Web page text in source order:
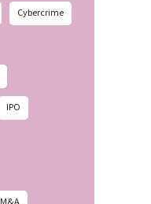
Cybercrime
IPO
M&A